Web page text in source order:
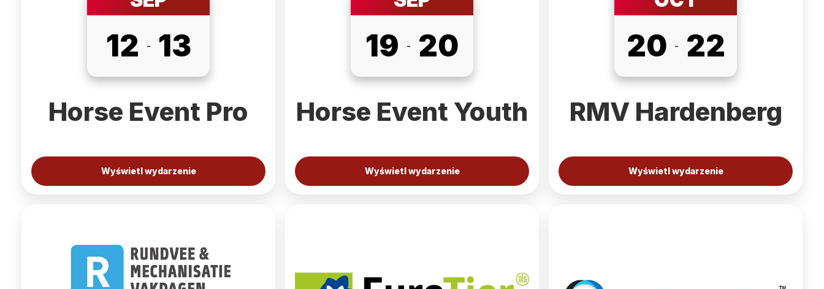
12 - 13
Horse Event Pro
Wyświetl wydarzenie
19 - 20
Horse Event Youth
Wyświetl wydarzenie
20 - 22
RMV Hardenberg
Wyświetl wydarzenie